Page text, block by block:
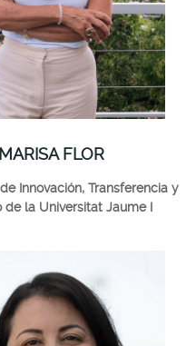
MARISA FLOR
Innovación, Transferencia y
de la Universitat Jaume I